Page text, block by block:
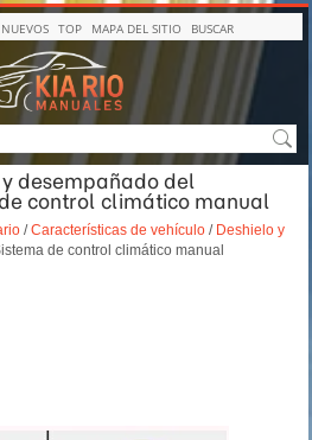
NUEVOS TOP MAPA DEL SITIO BUSCAR
y desempañado del
control climático manual
/Características de vehículo / Deshielo y
de control climático manual